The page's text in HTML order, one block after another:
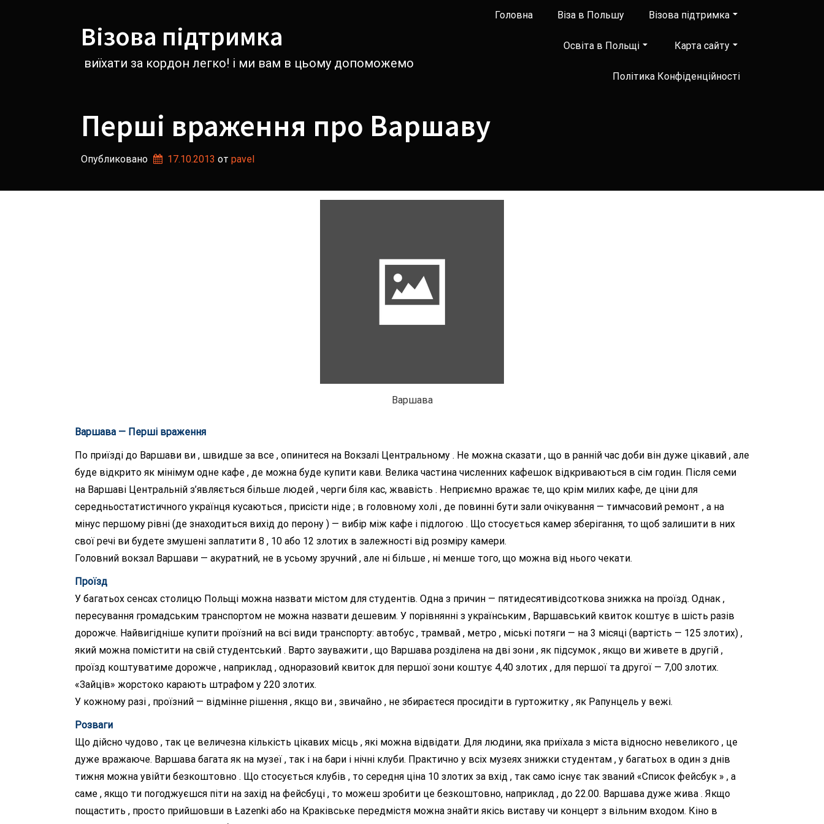
Візова підтримка
виїхати за кордон легко! і ми вам в цьому допоможемо
Головна Віза в Польшу Візова підтримка
Освіта в Польщі Карта сайту
Політика Конфіденційності
Перші враження про Варшаву
Опубликовано 17.10.2013 от pavel
Варшава
Варшава — Перші враження
По приїзді до Варшави ви , швидше за все , опинитеся на Вокзалі Центральному . Не можна сказати , що в ранній час доби він дуже цікавий , але
буде відкрито як мінімум одне кафе , де можна буде купити кави. Велика частина численних кафешок відкриваються в сім годин. Після семи
на Варшаві Центральній з’являється більше людей , черги біля кас, жвавість . Неприємно вражає те, що крім милих кафе, де ціни для
середньостатистичного українця кусаються , присісти ніде ; в головному холі , де повинні бути зали очікування — тимчасовий ремонт , а на
мінус першому рівні (де знаходиться вихід до перону ) — вибір між кафе і підлогою . Що стосується камер зберігання, то щоб залишити в них
свої речі ви будете змушені заплатити 8 , 10 або 12 злотих в залежності від розміру камери.
Головний вокзал Варшави — акуратний, не в усьому зручний , але ні більше , ні менше того, що можна від нього чекати.
Проїзд
У багатьох сенсах столицю Польщі можна назвати містом для студентів. Одна з причин — пятидесятивідсоткова знижка на проїзд. Однак ,
пересування громадським транспортом не можна назвати дешевим. У порівнянні з українським , Варшавський квиток коштує в шість разів
дорожче. Найвигідніше купити проїзний на всі види транспорту: автобус , трамвай , метро , міські потяги — на 3 місяці (вартість — 125 злотих) ,
який можна помістити на свій студентський . Варто зауважити , що Варшава розділена на дві зони , як підсумок , якщо ви живете в другій ,
проїзд коштуватиме дорожче , наприклад , одноразовий квиток для першої зони коштує 4,40 злотих , для першої та другої — 7,00 злотих.
«Зайців» жорстоко карають штрафом у 220 злотих.
У кожному разі , проїзний — відмінне рішення , якщо ви , звичайно , не збираєтеся просидіти в гуртожитку , як Рапунцель у вежі.
Розваги
Що дійсно чудово , так це величезна кількість цікавих місць , які можна відвідати. Для людини, яка приїхала з міста відносно невеликого , це
дуже вражаюче. Варшава багата як на музеї , так і на бари і нічні клуби. Практично у всіх музеях знижки студентам , у багатьох в один з днів
тижня можна увійти безкоштовно . Що стосується клубів , то середня ціна 10 злотих за вхід , так само існує так званий «Список фейсбук » , а
саме , якщо ти погоджуєшся піти на захід на фейсбуці , то можеш зробити це безкоштовно, наприклад , до 22.00. Варшава дуже жива . Якщо
пощастить , просто прийшовши в Łazenki або на Краківське передмістя можна знайти якісь виставу чи концерт з вільним входом. Кіно в